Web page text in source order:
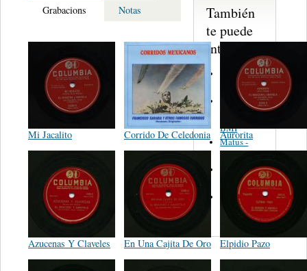
Grabacions Notas
Mi Jacalito Corrido De Celedonia Aurorita
Azucenas Y Claveles En Una Cajita De Oro Elpidio Pazo
También
te puede
interesar...
Martinez,
Felipe
Performance
Music Co.
BMI
Matus -
Carleton -
Dixon
Abreu -
Oliverira